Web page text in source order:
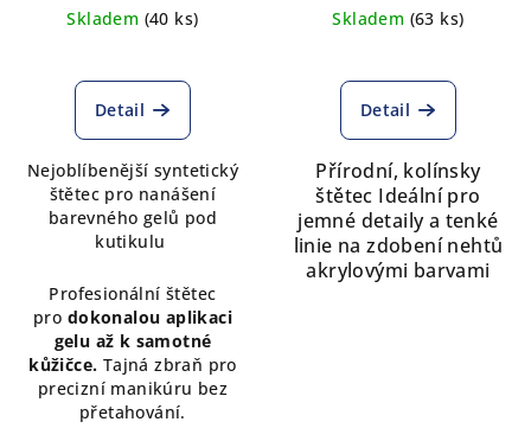
Skladem (40 ks)
hodnocení
produktu
z
5
hvězdiček.
Detail
Nejoblíbenější syntetický
štětec pro nanášení
barevného gelů pod
kutikulu
Profesionální štětec
pro dokonalou aplikaci
gelu až k samotné
kůžičce. Tajná zbraň pro
precizní manikúru bez
přetahování.
Skladem (63 ks)
hodnocení
produktu
z
5
hvězdiček.
Detail
Přírodní, kolínsky
štětec Ideální pro
jemné detaily a tenké
linie na zdobení nehtů
akrylovými barvami